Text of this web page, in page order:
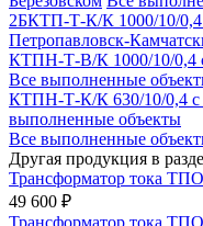
2БКТП-Т-К/К 1000/10/0,4
Петропавловск-
КТПН-Т-В/К 1000/10/0,4
Все выполненные
КТПН-Т-К/К 630/10/0,4
выполненные объекты
Все выполненные
Другая продукция в
Трансформатор тока
49 600 ₽
Трансформатор тока